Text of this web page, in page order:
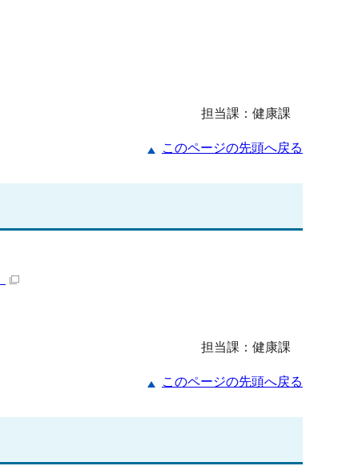
担当課：健康課
このページの先頭へ戻る
担当課：健康課
このページの先頭へ戻る